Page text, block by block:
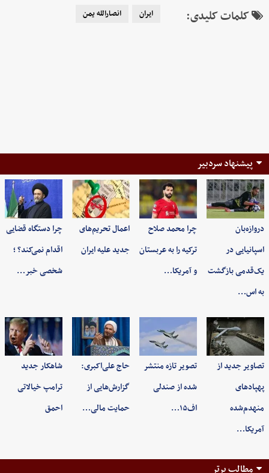
کلمات کلیدی: ایران انصارالله یمن
پیشنهاد سردبیر
دروازه‌بان
اسپانیایی در
یک‌قدمی بازگشت
به اس…
چرا محمد صلاح
ترکیه را به عربستان
و آمریکا…
اعمال تحریم‌های
جدید علیه ایران
چرا دستگاه قضایی
اقدام نمی‌کند؟ ؛
شخصی خبر…
تصاویر جدید از
پهپادهای
منهدم‌شده
آمریکا…
تصویر تازه منتشر
شده از صندلی
اف۱۵…
حاج علی‌اکبری:
گزارش‌هایی از
حمایت مالی…
شاهکار جدید
ترامپ خیالاتی
احمق
مطالب برتر